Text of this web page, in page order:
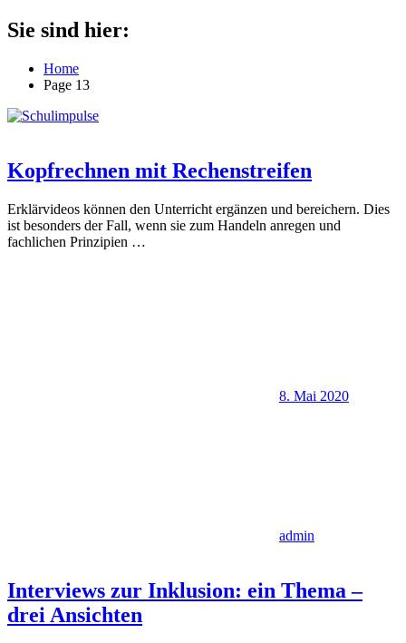
Zum
Inhalt
für
Grundschule
Sie sind hier:
Home
Page 13
Kopfrechnen mit Rechenstreifen
Erklärvideos können den Unterricht ergänzen und bereichern. Dies
ist besonders der Fall, wenn sie zum Handeln anregen und
fachlichen Prinzipien …
8. Mai 2020
admin
Interviews zur Inklusion: ein Thema –
drei Ansichten